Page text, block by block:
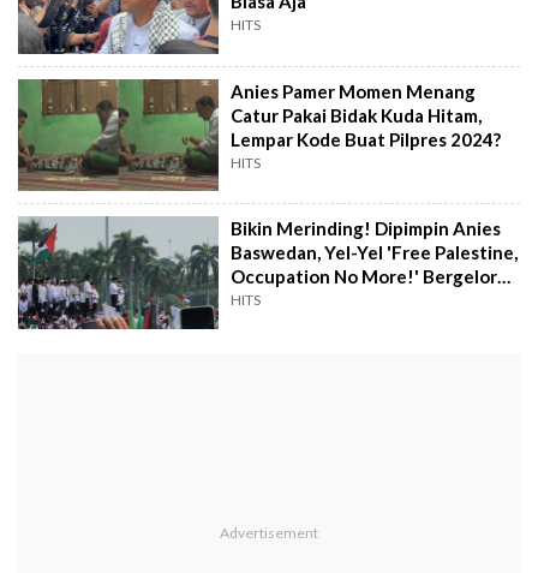
HITS
Anies Pamer Momen Menang
Catur Pakai Bidak Kuda Hitam,
Lempar Kode Buat Pilpres 2024?
HITS
Bikin Merinding! Dipimpin Anies
Baswedan, Yel-Yel 'Free Palestine,
Occupation No More!' Bergelora
di Monas
HITS